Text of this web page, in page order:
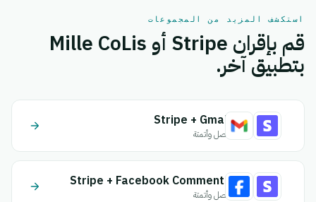
استكشف المزيد من المجموعات
قم بإقران Stripe أو Mille CoLis
بتطبيق آخر.
Stripe + Gmail
اتصل وأتمتة
Stripe + Facebook Comments
اتصل وأتمتة